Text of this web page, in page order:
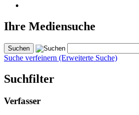
Ihre Mediensuche
Suche verfeinern (Erweiterte Suche)
Suchfilter
Verfasser